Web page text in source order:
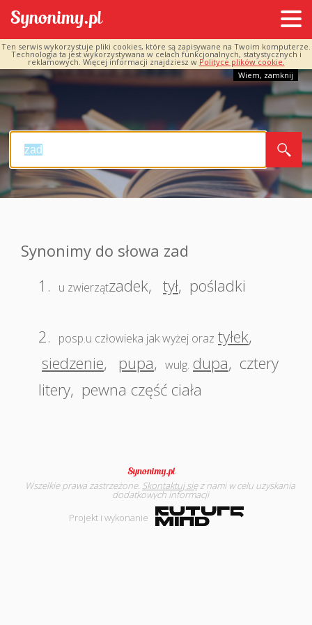
Ten serwis wykorzystuje pliki cookies, które są zapisywane na Twoim komputerze.
Technologia ta jest wykorzystywana w celach funkcjonalnych, statystycznych i
reklamowych. Więcej informacji znajdziesz w Polityce plików cookie.
Wiem, zamknij
Synonimy do słowa zad
1.
u zwierzątzadek, tył, pośladki
2. posp.u człowieka jak wyżej oraz tyłek,
siedzenie, pupa, wulg. dupa, cztery
litery, pewna część ciała
Wszelkie prawa zastrzeżone. Skontaktuj sięz nami w celu uzyskania
dodatkowych informacji
Projekt i wykonanie